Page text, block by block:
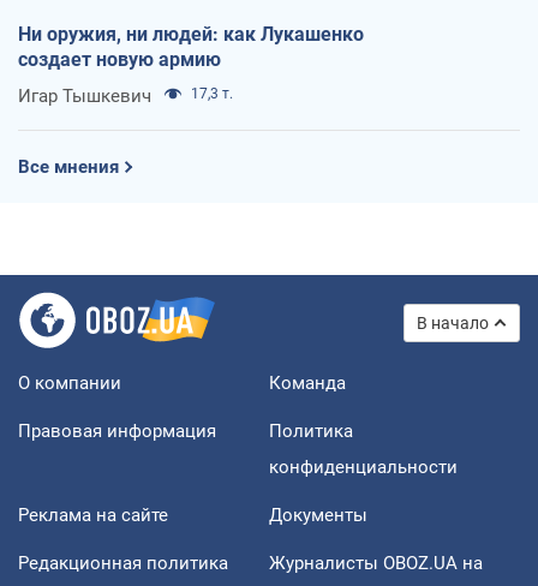
Ни оружия, ни людей: как Лукашенко
создает новую армию
Игар Тышкевич 17,3 т.
Все мнения
В начало
О компании Команда
Правовая информация
Политика
конфиденциальности
Реклама на сайте Документы
Редакционная политика
Журналисты OBOZ.UA на